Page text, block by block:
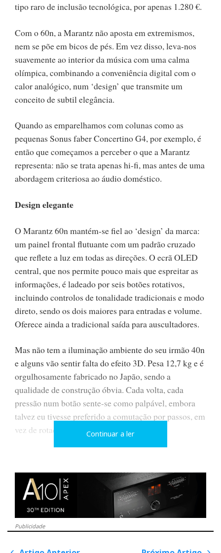
tipo raro de inclusão tecnológica, por apenas 1.280 €.
Com o 60n, a Marantz não aposta em extremismos,
nem se põe em bicos de pés. Em vez disso, leva-nos
suavemente ao interior da música com uma calma
olímpica, combinando a conveniência digital com o
calor analógico, num ‘design’ que transmite um
conceito de subtil elegância.
Quando as emparelhamos com colunas como as
pequenas Sonus faber Concertino G4, por exemplo, é
então que começamos a perceber o que a Marantz
representa: não se trata apenas hi-fi, mas antes de uma
abordagem criteriosa ao áudio doméstico.
Design elegante
O Marantz 60n mantém-se fiel ao ‘design’ da marca:
um painel frontal flutuante com um padrão cruzado
que reflete a luz em todas as direções. O ecrã OLED
central, que nos permite pouco mais que espreitar as
informações, é ladeado por seis botões rotativos,
incluindo controlos de tonalidade tradicionais e modo
direto, sendo os dois maiores para entradas e volume.
Oferece ainda a tradicional saída para auscultadores.
Mas não tem a iluminação ambiente do seu irmão 40n
e alguns vão sentir falta do efeito 3D. Pesa 12,7 kg e é
orgulhosamente fabricado no Japão, sendo a
qualidade de construção óbvia. Cada volta, cada
pressão num botão sente-se como palpável, embora
talvez eu tivesse preferido a comutação por passos, em
vez de rotação contínua.Continuar a ler
Publicidade